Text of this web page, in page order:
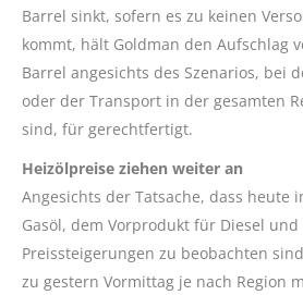
Barrel sinkt, sofern es zu keinen
kommt, hält Goldman den Aufschlag
Barrel angesichts des Szenarios, bei
oder der Transport in der gesamten
sind, für gerechtfertigt.
Heizölpreise ziehen weiter an
Angesichts der Tatsache, dass heute
Gasöl, dem Vorprodukt für Diesel
Preissteigerungen zu beobachten
zu gestern Vormittag je nach Region